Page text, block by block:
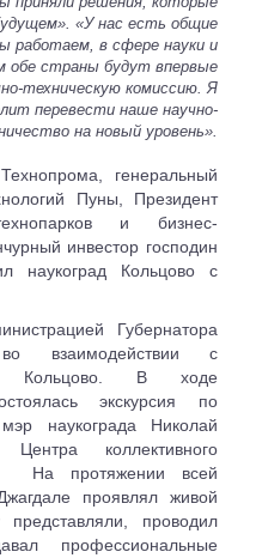
«У нас есть общие
работаем, в сфере науки и
обе страны будут впервые
техническую комиссию. Я
перевести наше научно-
на новый уровень».
генеральный
Пуны, Президент
и бизнес-
инвестор господин
наукоград Кольцово с
Губернатора
взаимодействии с
Кольцово. В ходе
экскурсия по
наукограда Николай
коллективного
На протяжении всей
проявлял живой
проводил
профессиональные